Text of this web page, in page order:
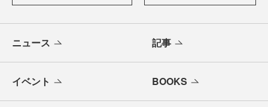
ニュース 記事
イベント BOOKS